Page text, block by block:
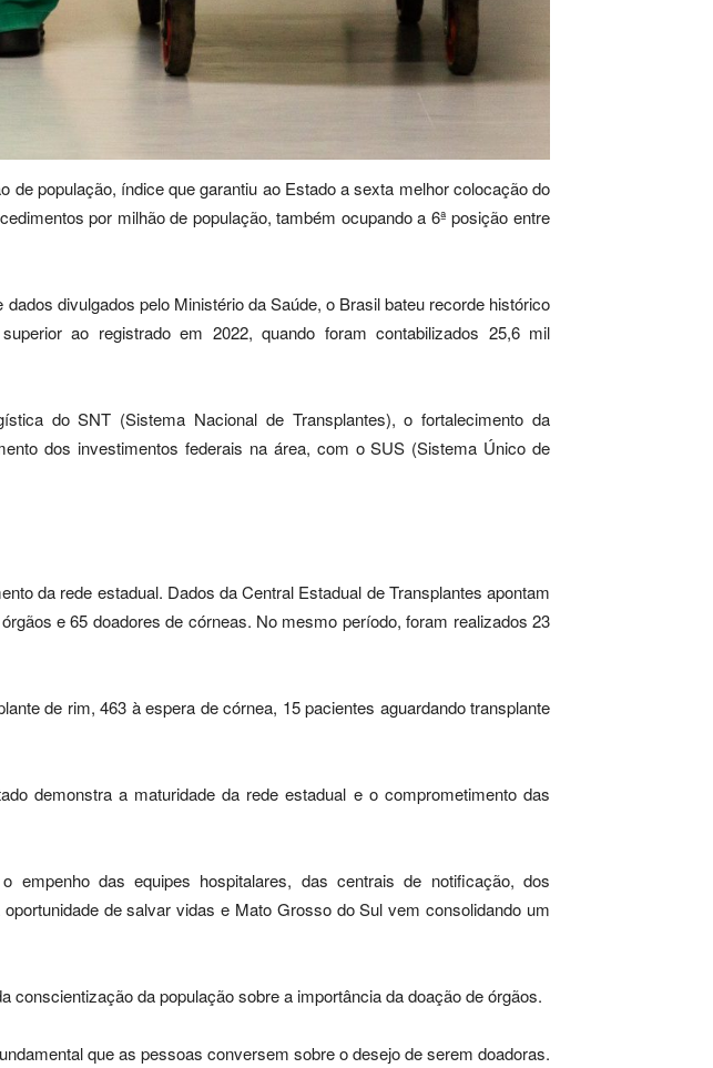
população, índice que garantiu ao Estado a sexta melhor colocação do
por milhão de população, também ocupando a 6ª posição entre
divulgados pelo Ministério da Saúde, o Brasil bateu recorde histórico
ao registrado em 2022, quando foram contabilizados 25,6 mil
do SNT (Sistema Nacional de Transplantes), o fortalecimento da
dos investimentos federais na área, com o SUS (Sistema Único de
da rede estadual. Dados da Central Estadual de Transplantes apontam
e 65 doadores de córneas. No mesmo período, foram realizados 23
de rim, 463 à espera de córnea, 15 pacientes aguardando transplante
demonstra a maturidade da rede estadual e o comprometimento das
empenho das equipes hospitalares, das centrais de notificação, dos
de salvar vidas e Mato Grosso do Sul vem consolidando um
da população sobre a importância da doação de órgãos.
que as pessoas conversem sobre o desejo de serem doadoras.